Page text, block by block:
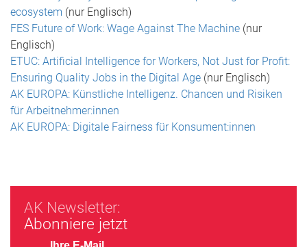
ecosystem (nur Englisch)
FES Future of Work: Wage Against The Machine (nur
Englisch)
ETUC: Artificial Intelligence for Workers, Not Just for Profit:
Ensuring Quality Jobs in the Digital Age (nur Englisch)
AK EUROPA: Künstliche Intelligenz. Chancen und Risiken
für Arbeitnehmer:innen
AK EUROPA: Digitale Fairness für Konsument:innen
AK Newsletter:
Abonniere jetzt